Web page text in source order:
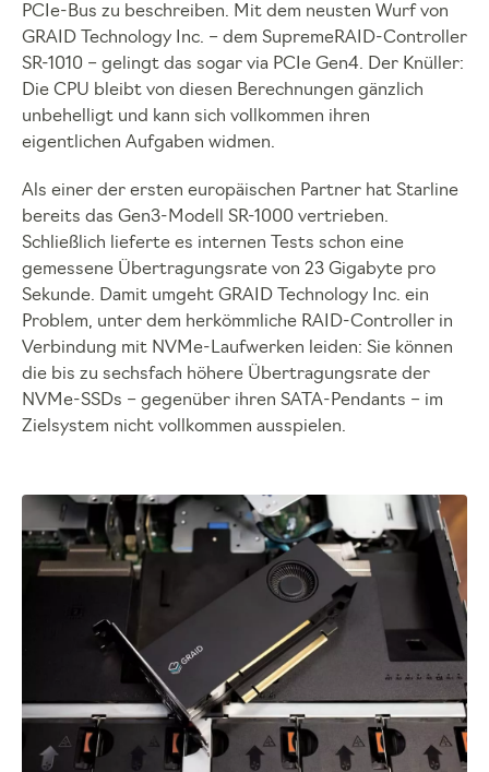
PCIe-Bus zu beschreiben. Mit dem neusten Wurf von
GRAID Technology Inc. – dem SupremeRAID-Controller
SR-1010 – gelingt das sogar via PCIe Gen4. Der Knüller:
Die CPU bleibt von diesen Berechnungen gänzlich
unbehelligt und kann sich vollkommen ihren
eigentlichen Aufgaben widmen.
Als einer der ersten europäischen Partner hat Starline
bereits das Gen3-Modell SR-1000 vertrieben.
Schließlich lieferte es internen Tests schon eine
gemessene Übertragungsrate von 23 Gigabyte pro
Sekunde. Damit umgeht GRAID Technology Inc. ein
Problem, unter dem herkömmliche RAID-Controller in
Verbindung mit NVMe-Laufwerken leiden: Sie können
die bis zu sechsfach höhere Übertragungsrate der
NVMe-SSDs – gegenüber ihren SATA-Pendants – im
Zielsystem nicht vollkommen ausspielen.